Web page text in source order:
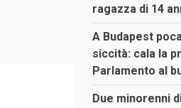
ragazza di 14
A Budapest
siccità: cala la
Parlamento al
Due minorenni